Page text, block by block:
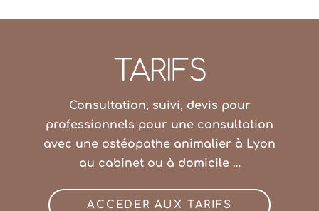
TARIFS
Consultation, suivi, devis pour
professionnels pour une consultation
avec une ostéopathe animalier à Lyon
au cabinet ou à domicile …
ACCEDER AUX TARIFS